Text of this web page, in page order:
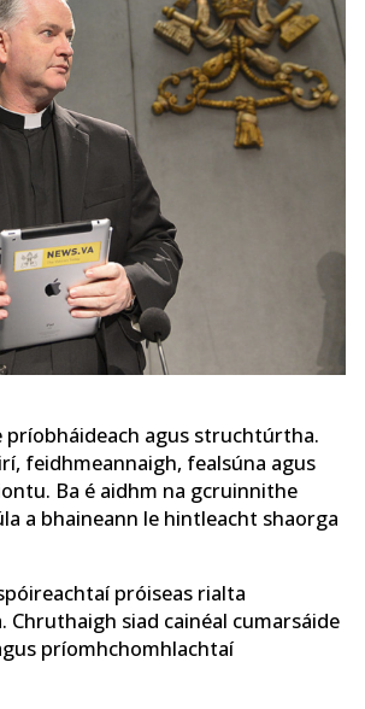
príobháideach agus struchtúrtha.
feidhmeannaigh, fealsúna agus
Ba é aidhm na gcruinnithe
a bhaineann le hintleacht shaorga
próiseas rialta
siad cainéal cumarsáide
príomhchomhlachtaí